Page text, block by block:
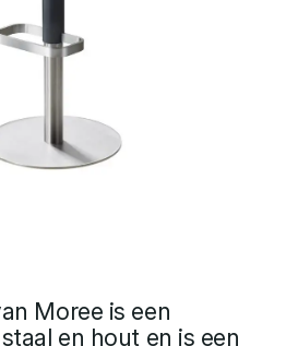
Moree is een
en hout en is een